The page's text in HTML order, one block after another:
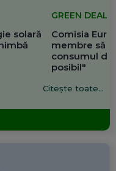
solară
GREEN DEAL
Comisia
membre să
consumul de
posibil"
Citește toate...